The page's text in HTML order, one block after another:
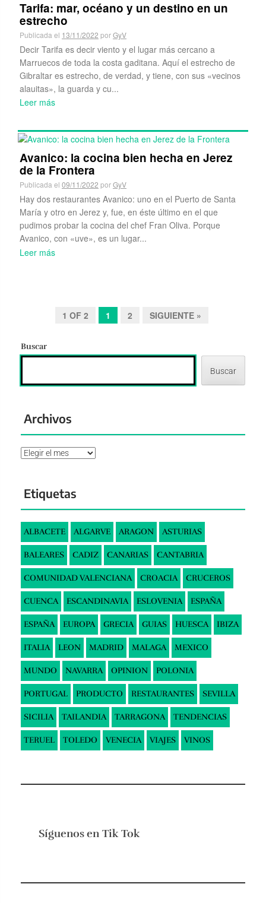
Tarifa: mar, océano y un destino en un
estrecho
Publicada el 13/11/2022 porGyV
Decir Tarifa es decir viento y el lugar más cercano a
Marruecos de toda la costa gaditana. Aquí el estrecho de
Gibraltar es estrecho, de verdad, y tiene, con sus «vecinos
alauitas», la guarda y cu...
Leer más
Avanico: la cocina bien hecha en Jerez
de la Frontera
Publicada el 09/11/2022 porGyV
Hay dos restaurantes Avanico: uno en el Puerto de Santa
María y otro en Jerez y, fue, en éste último en el que
pudimos probar la cocina del chef Fran Oliva. Porque
Avanico, con «uve», es un lugar...
Leer más
1 OF 2 1 2 SIGUIENTE »
Buscar
Buscar
Archivos
Archivos
Etiquetas
ALBACETE ALGARVE ARAGON ASTURIAS
BALEARES CADIZ CANARIAS CANTABRIA
COMUNIDAD VALENCIANA CROACIA CRUCEROS
CUENCA ESCANDINAVIA ESLOVENIA ESPAÑA
ESPAÑA EUROPA GRECIA GUIAS HUESCA IBIZA
ITALIA LEON MADRID MALAGA MEXICO
MUNDO NAVARRA OPINION POLONIA
PORTUGAL PRODUCTO RESTAURANTES SEVILLA
SICILIA TAILANDIA TARRAGONA TENDENCIAS
TERUEL TOLEDO VENECIA VIAJES VINOS
Síguenos en Tik Tok